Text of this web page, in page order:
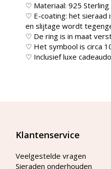
♡ Materiaal: 925 Sterling
♡ E-coating: het sieraad
en slijtage wordt
♡ De ring is in maat
♡ Het symbool is circa
♡ Inclusief luxe
Klantenservice
Veelgestelde vragen
Sieraden onderhouden